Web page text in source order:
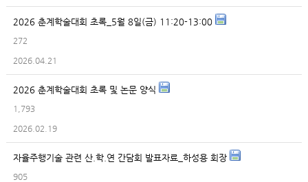
2026 춘계학술대회 초록_5월 8일(금) 11:20-13:00
272
2026.04.21
2026 춘계학술대회 초록 및 논문 양식
1,793
2026.02.19
자율주행기술 관련 산.학.연 간담회 발표자료_하성용 회장
905